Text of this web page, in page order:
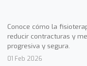
Conoce cómo la
reducir contracturas y
progresiva y segura.
01 Feb 2026